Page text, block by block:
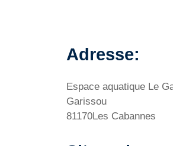
Adresse:
Espace aquatique Le
Garissou
81170Les Cabannes